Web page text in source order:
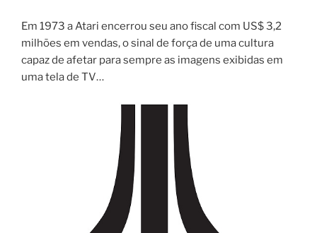
Em 1973 a Atari encerrou seu ano fiscal com US$ 3,2
milhões em vendas, o sinal de força de uma cultura
capaz de afetar para sempre as imagens exibidas em
uma tela de TV…